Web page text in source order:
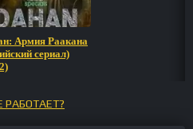
Армия Раакана
сериал)